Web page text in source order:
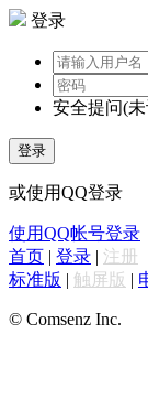
登录
安全提问(
登录
或使用QQ登录
使用QQ帐号登录
首页 | 登录 | 注册
标准版 | 触屏版 |
© Comsenz Inc.